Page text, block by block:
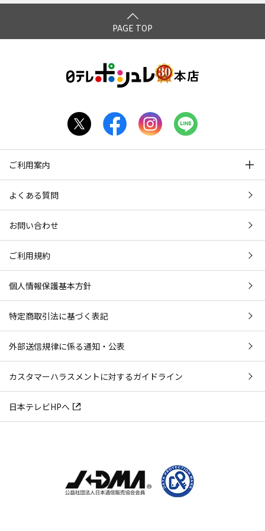
4時 エピソード4 午後7
PAGE TOP
ご利用案内
よくある質問
お問い合わせ
ご利用規約
個人情報保護基本方針
特定商取引法に基づく表記
外部送信規律に係る通知・公表
カスタマーハラスメントに対するガイドライン
日本テレビHPへ